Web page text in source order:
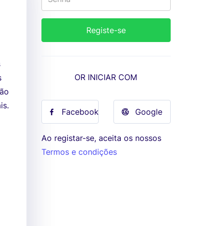
OR INICIAR COM
Facebook Google
Ao registar-se, aceita os nossos
Termos e condições